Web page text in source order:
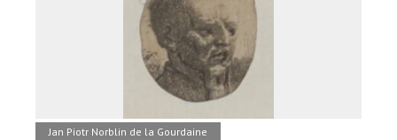
Jan Piotr Norblin de la Gourdaine